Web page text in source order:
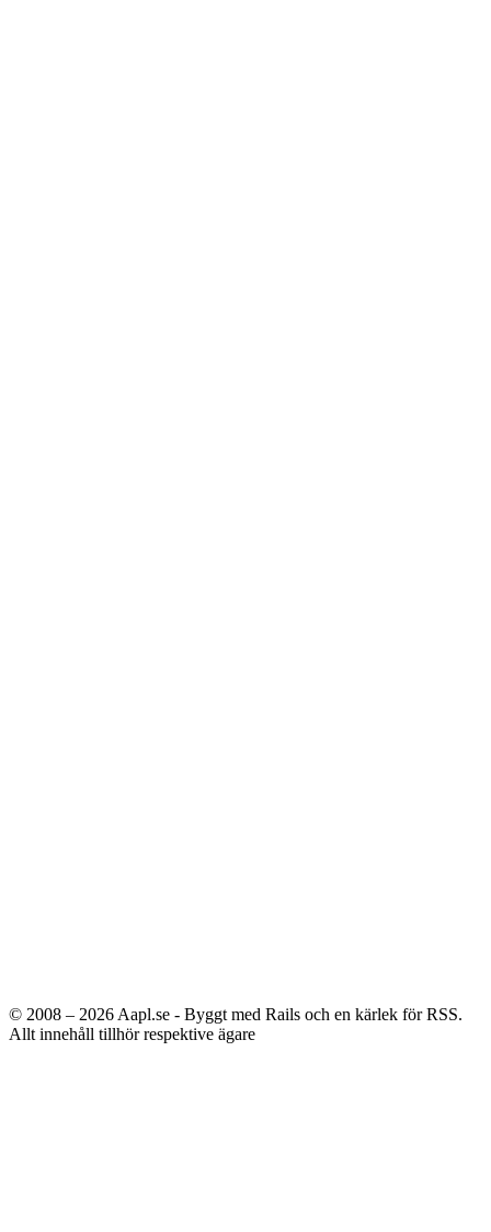
© 2008 – 2026 Aapl.se - Byggt med Rails och en kärlek för RSS.
Allt innehåll tillhör respektive ägare